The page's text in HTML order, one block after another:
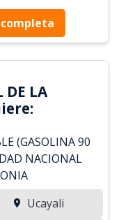
DE LA
(GASOLINA 90
NACIONAL
Ucayali